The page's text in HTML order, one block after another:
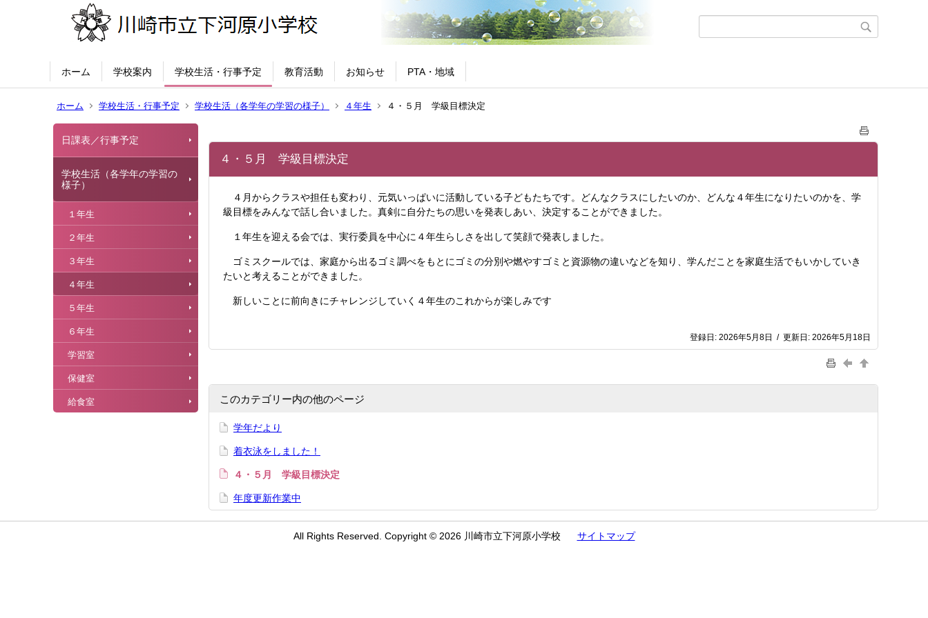
ホーム 学校案内 学校生活・行事予定 教育活動 お知らせ PTA・地域
ホーム 学校生活・行事予定 学校生活（各学年の学習の様子） ４年生 ４・５月 学級目標決定
日課表／行事予定
学校生活（各学年の学習の
様子）
１年生
２年生
３年生
４年生
５年生
６年生
学習室
保健室
給食室
４・５月 学級目標決定
４月からクラスや担任も変わり、元気いっぱいに活動している子どもたちです。どんなクラスにしたいのか、どんな４年生になりたいのかを、学
級目標をみんなで話し合いました。真剣に自分たちの思いを発表しあい、決定することができました。
１年生を迎える会では、実行委員を中心に４年生らしさを出して笑顔で発表しました。
ゴミスクールでは、家庭から出るゴミ調べをもとにゴミの分別や燃やすゴミと資源物の違いなどを知り、学んだことを家庭生活でもいかしていき
たいと考えることができました。
新しいことに前向きにチャレンジしていく４年生のこれからが楽しみです
登録日: 2026年5月8日 / 更新日: 2026年5月18日
このカテゴリー内の他のページ
学年だより
着衣泳をしました！
４・５月 学級目標決定
年度更新作業中
All Rights Reserved. Copyright © 2026 川崎市立下河原小学校 サイトマップ